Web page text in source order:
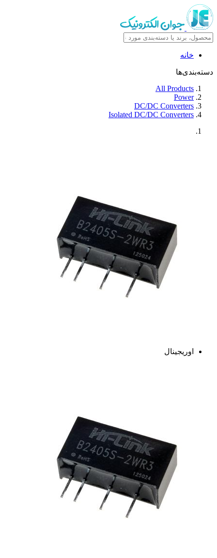
خانه
دسته‌بندی‌ها
All Products
Power
DC/DC Converters
Isolated DC/DC Converters
اوریجینال